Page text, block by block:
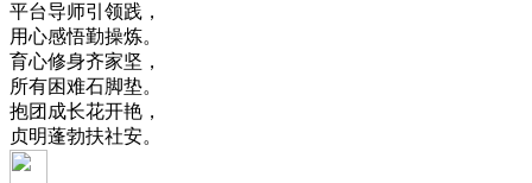
平台导师引领践，
用心感悟勤操炼。
育心修身齐家坚，
所有困难石脚垫。
抱团成长花开艳，
贞明蓬勃扶社安。